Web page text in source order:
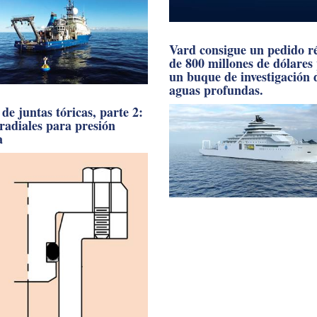
socios de la industria.
de juntas tóricas, parte 2:
para presión
Vard consigue un pedido
de 800 millones de
un buque de investigación
aguas profundas.